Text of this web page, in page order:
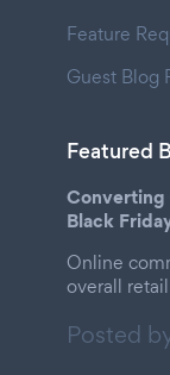
Feature
Guest Blog
Featured
Converting
Black
Online
overall
Posted